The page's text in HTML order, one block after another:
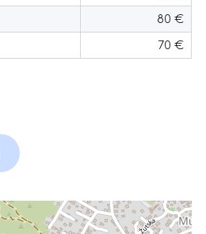
80 €
70 €